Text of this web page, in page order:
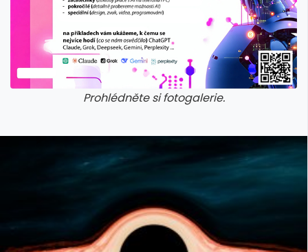
Prohlédněte si fotogalerie.